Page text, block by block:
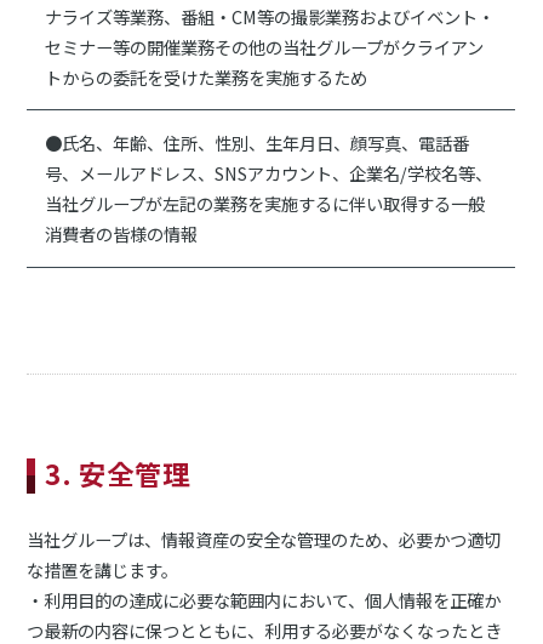
ナライズ等業務、番組・CM等の撮影業務およびイベント・
セミナー等の開催業務その他の当社グループがクライアン
トからの委託を受けた業務を実施するため
●氏名、年齢、住所、性別、生年月日、顔写真、電話番
号、メールアドレス、SNSアカウント、企業名/学校名等、
当社グループが左記の業務を実施するに伴い取得する一般
消費者の皆様の情報
3. 安全管理
当社グループは、情報資産の安全な管理のため、必要かつ適切
な措置を講じます。
・利用目的の達成に必要な範囲内において、個人情報を正確か
つ最新の内容に保つとともに、利用する必要がなくなったとき